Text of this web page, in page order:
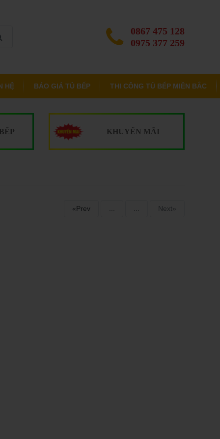
0867 475 128
0975 377 259
HỆ BÁO GIÁ TỦ BẾP THI CÔNG TỦ BẾP MIỀN BẮC
KHUYẾN MÃI
«Prev Next»